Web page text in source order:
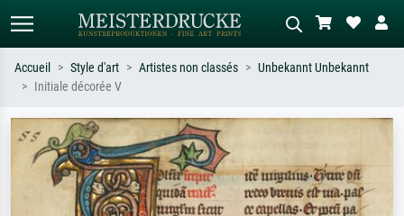
Recherchez par artiste, titre ou style –
ex. Monet, Nuit étoilée,
impressionnisme, vague de Hokusai,
nu.
Décrivez la scène – ex. prairie verte,
abstrait avec beaucoup de rouge,
tableau sombre, nu debout près d'un
arbre.
Accueil Style d'art Artistes non classés
Unbekannt Unbekannt
Initiale décorée V